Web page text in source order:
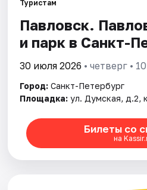
Туристам
Павловск.
и парк в Санкт-
30 июля 2026 • четверг •
Город: Санкт-Петербург
Площадка: ул. Думская, д.2,
Билеты со
на